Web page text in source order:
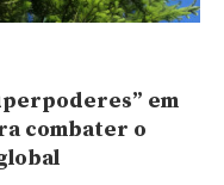
em
combater o